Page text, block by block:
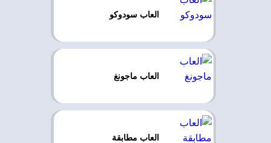
العاب سودوكو
العاب ماجونغ
العاب مطابقة